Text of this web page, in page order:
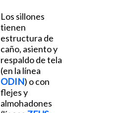
Los sillones
tienen
estructura de
caño, asiento y
respaldo de tela
(en la línea
ODIN) o con
flejes y
almohadones